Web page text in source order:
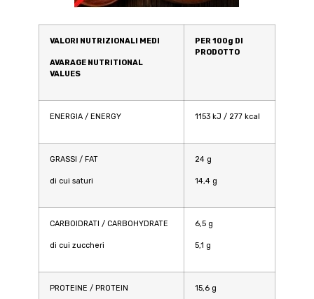
VALORI NUTRIZIONALI MEDI
AVARAGE NUTRITIONAL
VALUES
PER 100g DI
PRODOTTO
ENERGIA / ENERGY 1153 kJ / 277 kcal
GRASSI / FAT
di cui saturi
24 g
14,4 g
CARBOIDRATI / CARBOHYDRATE
di cui zuccheri
6,5 g
5,1 g
PROTEINE / PROTEIN 15,6 g